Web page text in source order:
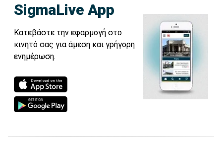
SigmaLive App
Κατεβάστε την εφαρμογή στο
κινητό σας για άμεση και γρήγορη
ενημέρωση.